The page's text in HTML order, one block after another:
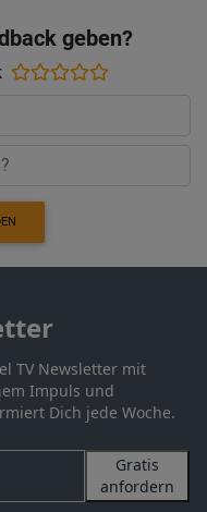
geben?
TV Newsletter mit
Impuls und
Dich jede Woche.
Gratis
anfordern